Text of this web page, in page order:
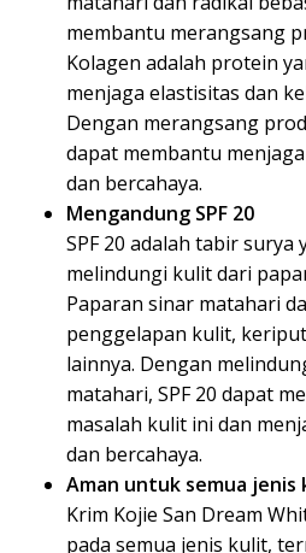
membantu merangsang
Kolagen adalah protein
menjaga elastisitas dan
Dengan merangsang
dapat membantu
dan bercahaya.
Mengandung SPF 20
SPF 20 adalah tabir
melindungi kulit dari
Paparan sinar matahari
penggelapan kulit,
lainnya. Dengan
matahari, SPF 20 dapat
masalah kulit ini dan
dan bercahaya.
Aman untuk semua jenis
Krim Kojie San Dream
pada semua jenis kulit,